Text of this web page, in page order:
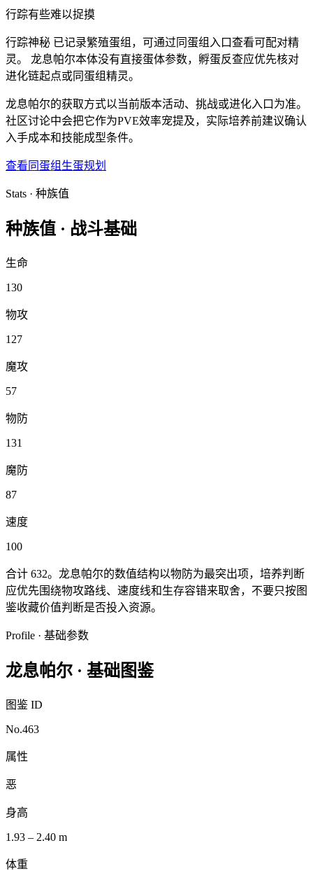
行踪有些难以捉摸
行踪神秘 已记录繁殖蛋组，可通过同蛋组入口查看可配对精
灵。
龙息帕尔本体没有直接蛋体参数，孵蛋反查应优先核对
进化链起点或同蛋组精灵。
龙息帕尔的获取方式以当前版本活动、挑战或进化入口为准。
社区讨论中会把它作为PVE效率宠提及，实际培养前建议确认
入手成本和技能成型条件。
查看同蛋组 生蛋规划
Stats · 种族值
种族值 · 战斗基础
生命
130
物攻
127
魔攻
57
物防
131
魔防
87
速度
100
合计 632。 龙息帕尔的数值结构以物防为最突出项，培养判断
应优先围绕物攻路线、速度线和生存容错来取舍，不要只按图
鉴收藏价值判断是否投入资源。
Profile · 基础参数
龙息帕尔 · 基础图鉴
图鉴 ID
No.463
属性
恶
身高
1.93 – 2.40 m
体重